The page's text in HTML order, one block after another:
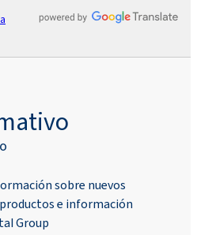
sobre nuevos
e información
Group